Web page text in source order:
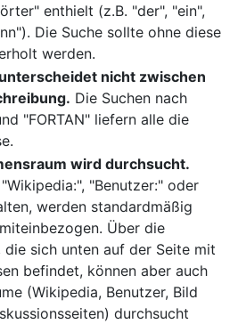
enthielt (z.B. "der", "ein",
Die Suche sollte ohne diese
werden.
nicht zwischen
Die Suchen nach
"FORTAN" liefern alle die
wird durchsucht.
"Benutzer:" oder
werden standardmäßig
Über die
die sich unten auf der Seite mit
befindet, können aber auch
(Wikipedia, Benutzer, Bild
durchsucht